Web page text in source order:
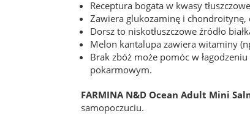
Receptura bogata w kwasy
Zawiera glukozaminę i chondroitynę,
Dorsz to niskotłuszczowe źródło
Melon kantalupa zawiera witaminy
Brak zbóż może pomóc w
pokarmowym.
FARMINA N&D Ocean Adult Mini
samopoczuciu.